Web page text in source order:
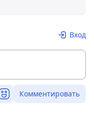
Вход
Комментировать